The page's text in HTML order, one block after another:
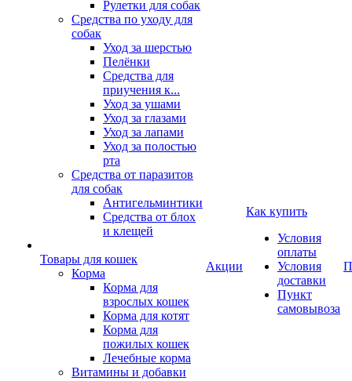
Рулетки для собак
Средства по уходу для
собак
Уход за шерстью
Пелёнки
Средства для
приучения к...
Уход за ушами
Уход за глазами
Уход за лапами
Уход за полостью
рта
Средства от паразитов
для собак
Антигельминтики
Средства от блох
и клещей
Товары для кошек
Корма
Корма для
взрослых кошек
Корма для котят
Корма для
пожилых кошек
Лечебные корма
Витамины и добавки
Акции
Как купить
Условия
оплаты
Условия
доставки
Пункт
самовывоза